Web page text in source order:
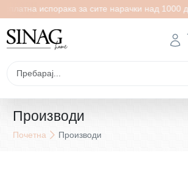
испорака за сите нарачки над 1000 денари
Производи
Почетна Производи